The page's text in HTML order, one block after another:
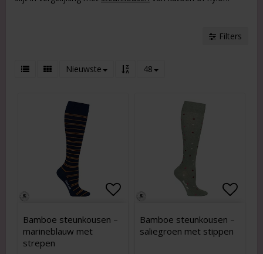
Filters
Nieuwste 48
Add to list of favorites
Add to list of favorites
Bamboe steunkousen –
marineblauw met
strepen
Add
Add
Bamboe steunkousen –
saliegroen met stippen